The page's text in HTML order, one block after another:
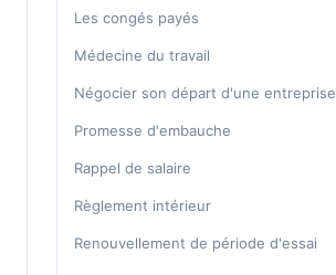
Les congés payés
Médecine du travail
Négocier son départ d'une entreprise
Promesse d'embauche
Rappel de salaire
Règlement intérieur
Renouvellement de période d'essai